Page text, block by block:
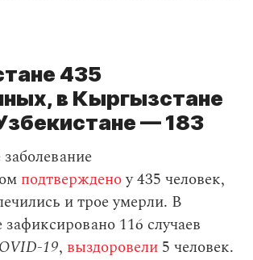
435
в Кыргызстане
— 183
подтвержденоу 435 человек,
и трое умерли. В
116 случаев
19, выздоровели 5 человек.